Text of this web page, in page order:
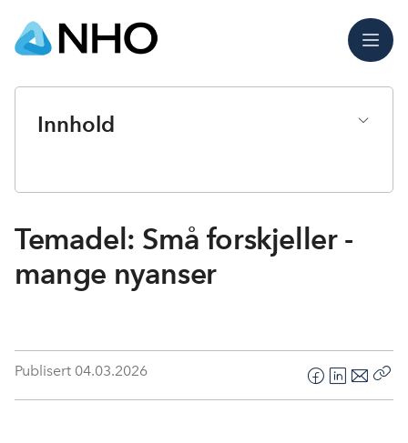
Meny
Innhold
Temadel: Små forskjeller -
mange nyanser
Publisert 04.03.2026
F
a
L
i
E
-